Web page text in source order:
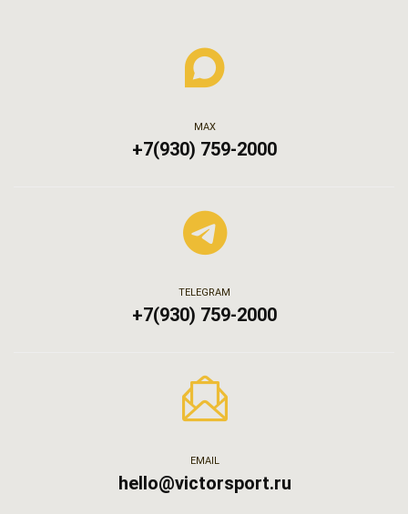
МАХ
+7(930) 759-2000
TELEGRAM
+7(930) 759-2000
EMAIL
hello@victorsport.ru